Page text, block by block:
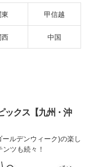
甲信越
中国
ックス【九州・沖
ルデンウィーク)の楽し
ツも続々！